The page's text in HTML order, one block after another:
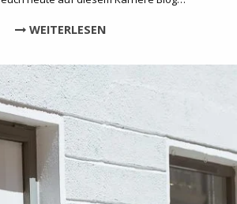
WEITERLESEN